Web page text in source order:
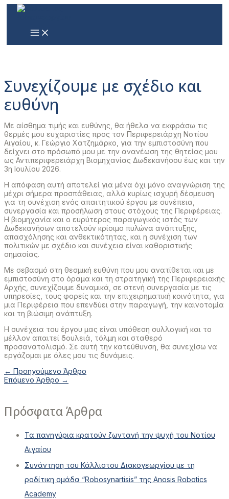
Μετάβαση
MAIN
MENU
Συνεχίζουμε με σχέδιο και
ευθύνη
Με αίσθημα τιμής και ευθύνης, θα ήθελα να εκφράσω τις
θερμές μου ευχαριστίες προς τον Περιφερειάρχη Νοτίου
Αιγαίου, κ. Γεώργιο Χατζημάρκο, για την εμπιστοσύνη που
δείχνει στο πρόσωπό μου με την ανανέωση της θητείας μου
ως Αντιπεριφερειάρχη Βιομηχανίας Δωδεκανήσου έως και την
3η Ιουλίου 2026.
Η απόφαση αυτή αποτελεί για μένα όχι μόνο αναγνώριση της
μέχρι σήμερα προσπάθειας, αλλά κυρίως ισχυρή δέσμευση
για τη συνέχιση ενός απαιτητικού έργου με συνέπεια,
συνεργασία και προσήλωση στους στόχους της Περιφέρειας.
Η βιομηχανία και ο ευρύτερος παραγωγικός ιστός των
Δωδεκανήσων αποτελούν κρίσιμο πυλώνα ανάπτυξης,
απασχόλησης και ανθεκτικότητας, και η συνέχιση των
πολιτικών με σχέδιο και συνέχεια είναι καθοριστικής
σημασίας.
Με σεβασμό στη θεσμική ευθύνη που μου ανατίθεται και με
εμπιστοσύνη στο όραμα και τη στρατηγική της Περιφερειακής
Αρχής, συνεχίζουμε δυναμικά, σε στενή συνεργασία με τις
υπηρεσίες, τους φορείς και την επιχειρηματική κοινότητα, για
μια Περιφέρεια που επενδύει στην παραγωγή, την καινοτομία
και τη βιώσιμη ανάπτυξη.
Η συνέχεια του έργου μας είναι υπόθεση συλλογική και το
μέλλον απαιτεί δουλειά, τόλμη και σταθερό
προσανατολισμό. Σε αυτή την κατεύθυνση, θα συνεχίσω να
εργάζομαι με όλες μου τις δυνάμεις.
Πλοήγηση
άρθρων
← Προηγούμενο Άρθρο
Επόμενο Άρθρο →
Πρόσφατα Άρθρα
Τα πανηγύρια κρατούν ζωντανή την ψυχή του Νοτίου
Αιγαίου
Συνάντηση του Κάλλιστου Διακογεωργίου με τη
ροδίτικη ομάδα “Robosynartisis” της Anosis Robotics
Academy